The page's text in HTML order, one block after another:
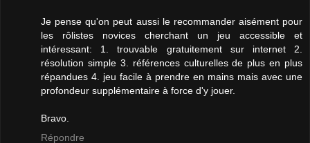
Je pense qu'on peut aussi le recommander aisément pour
les rôlistes novices cherchant un jeu accessible et
intéressant: 1. trouvable gratuitement sur internet 2.
résolution simple 3. références culturelles de plus en plus
répandues 4. jeu facile à prendre en mains mais avec une
profondeur supplémentaire à force d'y jouer.
Bravo.
Répondre